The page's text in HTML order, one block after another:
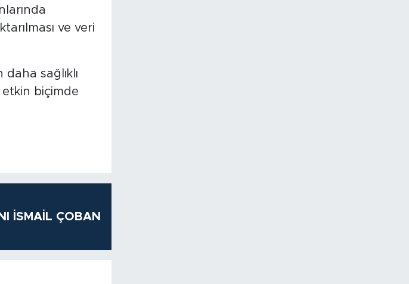
ve veri
sağlıklı
etkin biçimde
İSMAİL ÇOBAN